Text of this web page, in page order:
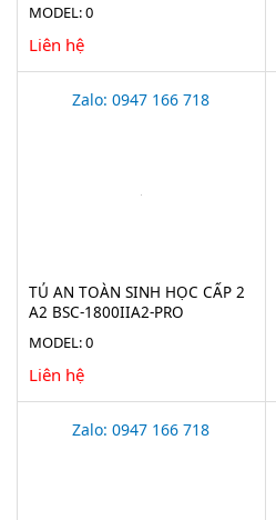
MODEL: 0
Liên hệ
Zalo: 0947 166 718
TỦ AN TOÀN SINH HỌC CẤP 2
A2 BSC-1800IIA2-PRO
MODEL: 0
Liên hệ
Zalo: 0947 166 718